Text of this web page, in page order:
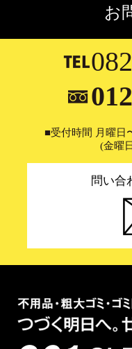
お
■受付時間 月曜日
(金曜
問い合